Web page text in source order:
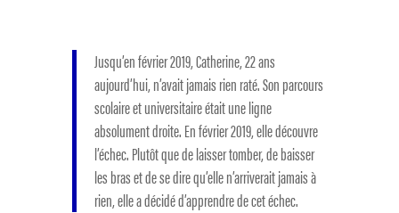
Jusqu’en février 2019, Catherine, 22 ans
aujourd’hui, n’avait jamais rien raté. Son parcours
scolaire et universitaire était une ligne
absolument droite. En février 2019, elle découvre
l’échec. Plutôt que de laisser tomber, de baisser
les bras et de se dire qu’elle n’arriverait jamais à
rien, elle a décidé d’apprendre de cet échec.